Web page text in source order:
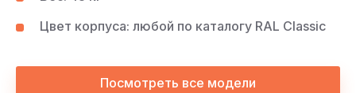
Цвет корпуса: любой по каталогу RAL Classic
Посмотреть все модели